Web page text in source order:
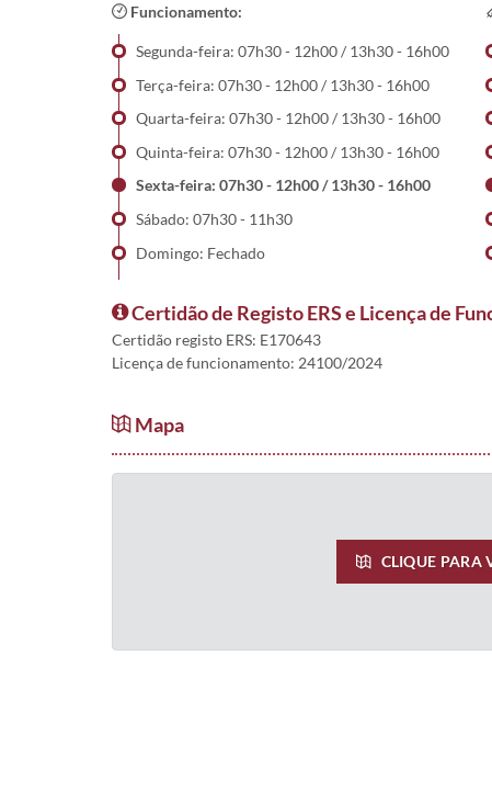
Funcionamento:
Segunda-feira: 07h30 - 12h00 / 13h30 - 16h00
Terça-feira: 07h30 - 12h00 / 13h30 - 16h00
Quarta-feira: 07h30 - 12h00 / 13h30 - 16h00
Quinta-feira: 07h30 - 12h00 / 13h30 - 16h00
Sexta-feira: 07h30 - 12h00 / 13h30 - 16h00
Sábado: 07h30 - 11h30
Domingo: Fechado
Certidão de Registo ERS e Licença de
Certidão registo ERS: E170643
Licença de funcionamento: 24100/2024
Mapa
CLIQUE PARA